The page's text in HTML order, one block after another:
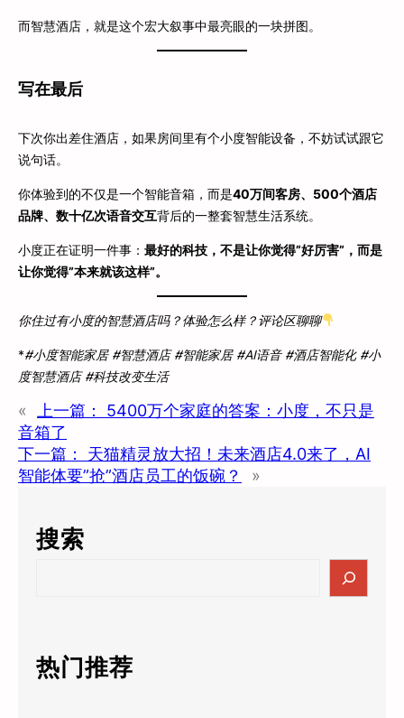
而智慧酒店，就是这个宏大叙事中最亮眼的一块拼图。
写在最后
下次你出差住酒店，如果房间里有个小度智能设备，不妨试试跟它
说句话。
你体验到的不仅是一个智能音箱，而是40万间客房、500个酒店
品牌、数十亿次语音交互背后的一整套智慧生活系统。
小度正在证明一件事： 最好的科技，不是让你觉得”好厉害”，而是
让你觉得”本来就该这样”。
你住过有小度的智慧酒店吗？体验怎么样？评论区聊聊
*#小度智能家居 #智慧酒店 #智能家居 #AI语音 #酒店智能化 #小
度智慧酒店 #科技改变生活
« 上一篇：
5400万个家庭的答案：小度，不只是
音箱了
下一篇：
天猫精灵放大招！未来酒店4.0来了，AI
智能体要”抢”酒店员工的饭碗？
»
搜索
c
h
热门推荐